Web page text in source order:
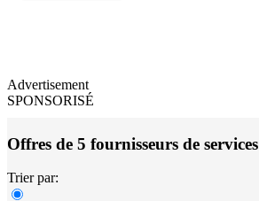
Advertisement
SPONSORISÉ
Offres de 5 fournisseurs de services
Trier par: